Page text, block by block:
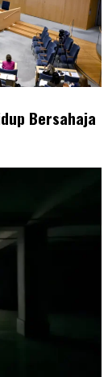
Bersahaja